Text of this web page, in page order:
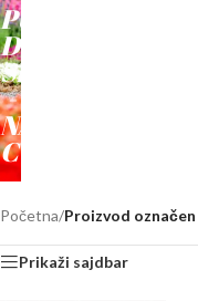
PUT
DO
SREĆE
-
NAŠE
CVEĆE
Početna/Proizvod
Prikaži sajdbar